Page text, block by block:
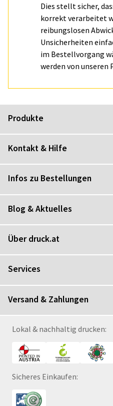
Dies stellt sicher,
korrekt verarbeitet
reibungslosen
Unsicherheiten
im Bestellvorgang
werden von
Produkte
Kontakt & Hilfe
Infos zu Bestellungen
Blog & Aktuelles
Über druck.at
Services
Versand & Zahlungen
Lokal & nachhaltig drucken:
Sicheres Einkaufen: